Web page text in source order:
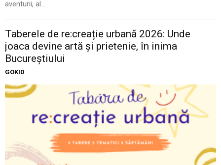
aventurii, al...
Taberele de re:creație urbană 2026: Unde
joaca devine artă și prietenie, în inima
Bucureștiului
GOKID